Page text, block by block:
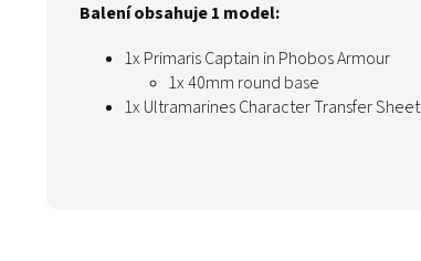
Balení obsahuje 1 model:
1x Primaris Captain in Phobos Armour
1x 40mm round base
1x Ultramarines Character Transfer Sheet